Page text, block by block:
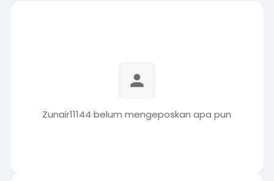
Zunair11144 belum mengeposkan apa pun